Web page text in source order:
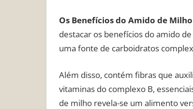
Os Benefícios do Amido de
destacar os benefícios do amido
uma fonte de carboidratos
Além disso, contém fibras que
vitaminas do complexo B,
de milho revela-se um alimento